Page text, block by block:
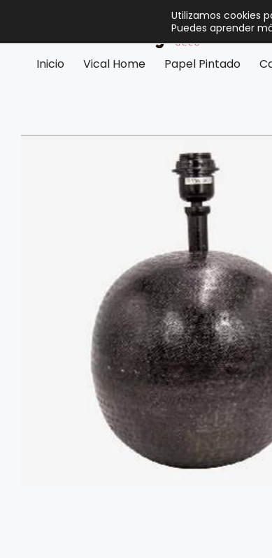
Inicio Vical Home Papel Pintado
Utilizamos cookies
Puedes aprender